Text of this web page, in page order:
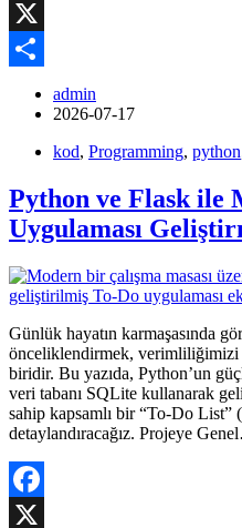
Facebook
X
admin
2026-07-17
kod, Programming, python
Python ve Flask ile
Uygulaması
Günlük hayatın karmaşasında
önceliklendirmek, verimliliğimizi
biridir. Bu yazıda, Python’un
veri tabanı SQLite kullanarak
sahip kapsamlı bir “To-Do List”
detaylandıracağız. Projeye
Facebook